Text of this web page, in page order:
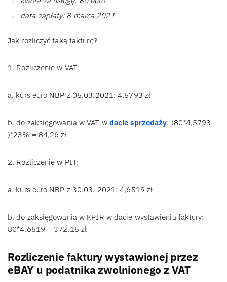
data zapłaty: 8 marca 2021
Jak rozliczyć taką fakturę?
1. Rozliczenie w VAT:
a. kurs euro NBP z 05.03.2021: 4,5793 zł
b. do zaksięgowania w VAT w dacie sprzedaży: (80*4,5793
)*23% = 84,26 zł
2. Rozliczenie w PIT:
a. kurs euro NBP z 30.03. 2021: 4,6519 zł
b. do zaksięgowania w KPIR w dacie wystawienia faktury:
80*4,6519 = 372,15 zł
Rozliczenie faktury wystawionej przez
eBAY u podatnika zwolnionego z VAT